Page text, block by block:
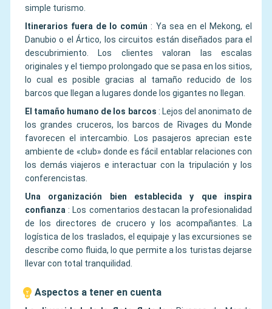
simple turismo.
Itinerarios fuera de lo común : Ya sea en el Mekong, el
Danubio o el Ártico, los circuitos están diseñados para el
descubrimiento. Los clientes valoran las escalas
originales y el tiempo prolongado que se pasa en los sitios,
lo cual es posible gracias al tamaño reducido de los
barcos que llegan a lugares donde los gigantes no llegan.
El tamaño humano de los barcos : Lejos del anonimato de
los grandes cruceros, los barcos de Rivages du Monde
favorecen el intercambio. Los pasajeros aprecian este
ambiente de «club» donde es fácil entablar relaciones con
los demás viajeros e interactuar con la tripulación y los
conferencistas.
Una organización bien establecida y que inspira
confianza : Los comentarios destacan la profesionalidad
de los directores de crucero y los acompañantes. La
logística de los traslados, el equipaje y las excursiones se
describe como fluida, lo que permite a los turistas dejarse
llevar con total tranquilidad.
Aspectos a tener en cuenta